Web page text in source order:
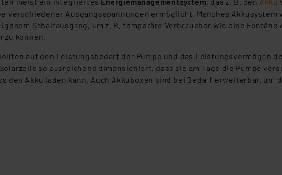
verschiedener Ausgangsspannungen ermöglicht. Manches Akkusystem
Schaltausgang, um z. B. temporäre Verbraucher wie eine Fontäne
können.
auf den Leistungsbedarf der Pumpe und das Leistungsvermögen
so ausreichend dimensioniert, dass sie am Tage die Pumpe
den Akku laden kann. Auch Akkuboxen sind bei Bedarf erweiterbar, um